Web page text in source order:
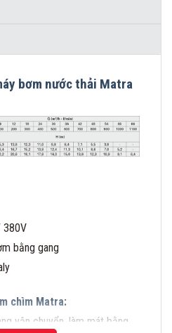
bơm nước thải Matra
380V
bằng gang
chìm Matra:
vận chuyển, làm mát bằng